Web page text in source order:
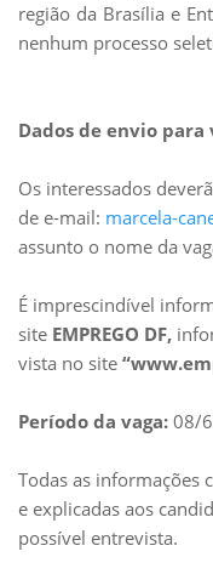
região da Brasília e
nenhum processo
Dados de envio para
Os interessados
de e-mail: marcela-
assunto o nome da
É imprescindível
site EMPREGO DF,
vista no site
Período da vaga: 08/
Todas as informações
e explicadas aos
possível entrevista.